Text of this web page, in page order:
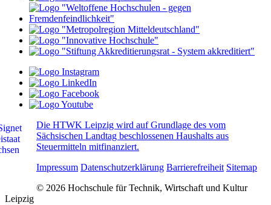
Die HTWK Leipzig wird auf Grundlage des vom
Sächsischen Landtag beschlossenen Haushalts aus
Steuermitteln mitfinanziert.
Impressum Datenschutzerklärung Barrierefreiheit Sitemap
© 2026 Hochschule für Technik, Wirtschaft und Kultur
Leipzig